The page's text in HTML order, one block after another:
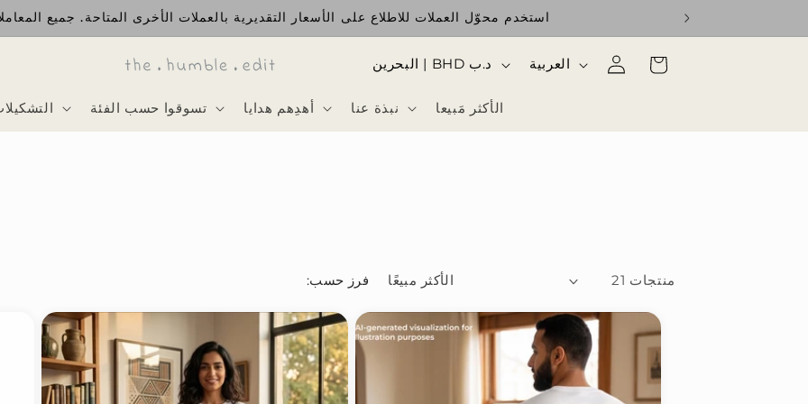
استخدم محوّل العملات للاطلاع على الأسعار التقديرية بالعملات الأخرى المتاحة. جميع
تسوقوا حسب الفئة أهدِهم هدايا نبذة عنا الأكثر مَبيعا
د
البحرين | BHD د.ب العربية
تسجيل
الدخول
السلة
:فرز حسب منتجات 21